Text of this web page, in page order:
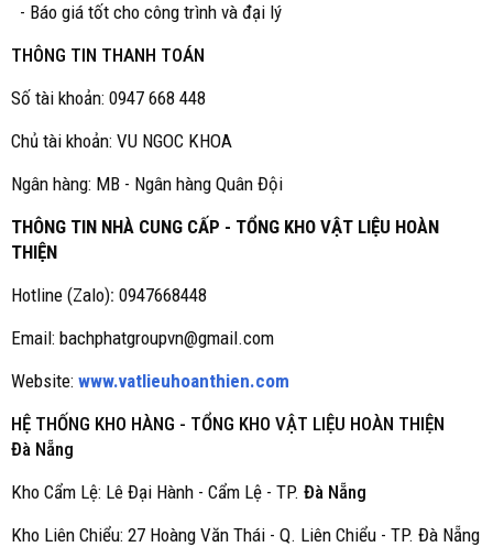
- Báo giá tốt cho công trình và đại lý
THÔNG TIN THANH TOÁN
Số tài khoản: 0947 668 448
Chủ tài khoản: VU NGOC KHOA
Ngân hàng: MB - Ngân hàng Quân Đội
THÔNG TIN NHÀ CUNG CẤP - TỔNG KHO VẬT LIỆU HOÀN
THIỆN
Hotline (Zalo): 0947668448
Email: bachphatgroupvn@gmail.com
Website: www.vatlieuhoanthien.com
HỆ THỐNG KHO HÀNG - TỔNG KHO VẬT LIỆU HOÀN THIỆN
Đà Nẵng
Kho Cẩm Lệ: Lê Đại Hành - Cẩm Lệ - TP. Đà Nẵng
Kho Liên Chiểu: 27 Hoàng Văn Thái - Q. Liên Chiểu - TP. Đà Nẵng